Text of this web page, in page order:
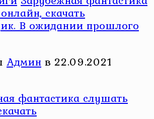
скачать
В ожидании прошлого
Админ в 22.09.2021
фантастика слушать